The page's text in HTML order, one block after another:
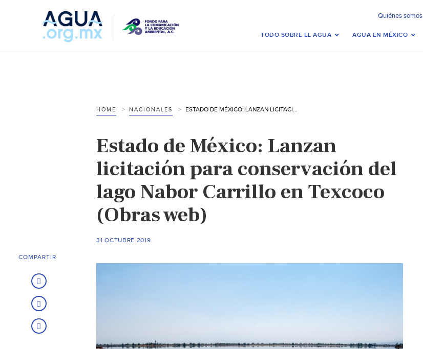
Quiénes somos
TODO SOBRE EL AGUA AGUA EN MÉXICO
HOME NACIONALES ESTADO DE MÉXICO: LANZAN LICITACIÓN PARA CONSERVACIÓN DEL LAGO NABOR CARRILLO EN TEXCOCO (OBRAS WEB)
Estado de México: Lanzan
licitación para conservación del
lago Nabor Carrillo en Texcoco
(Obras web)
31 OCTUBRE 2019
COMPARTIR